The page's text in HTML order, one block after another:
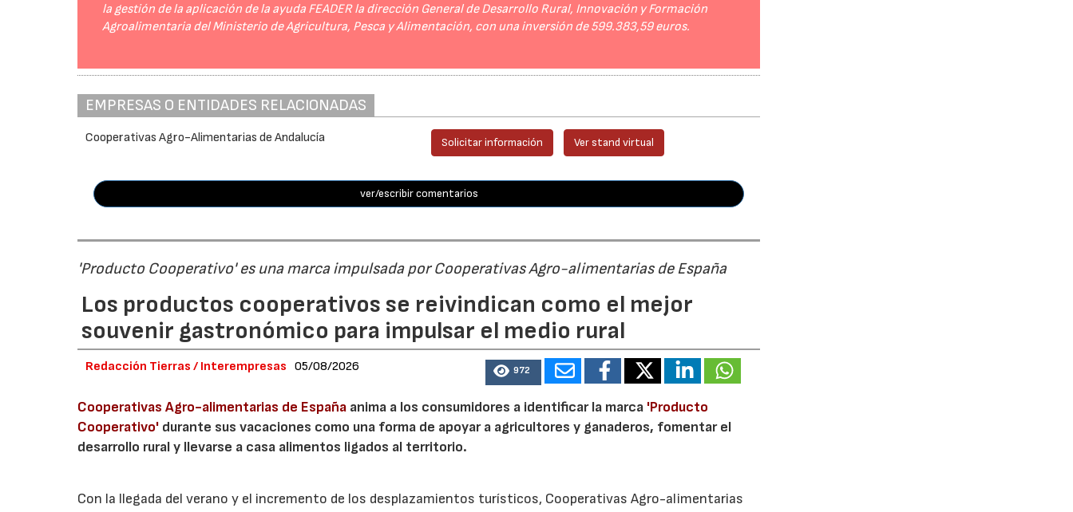
la gestión de la aplicación de la ayuda FEADER la dirección General de Desarrollo Rural, Innovación y Formación
Agroalimentaria del Ministerio de Agricultura, Pesca y Alimentación, con una inversión de 599.383,59 euros.
EMPRESAS O ENTIDADES RELACIONADAS
Cooperativas Agro-Alimentarias de Andalucía Solicitar información Ver stand virtual
ver/escribir comentarios
'Producto Cooperativo' es una marca impulsada por Cooperativas Agro-alimentarias de España
Los productos cooperativos se reivindican como el mejor
souvenir gastronómico para impulsar el medio rural
Redacción Tierras / Interempresas 05/08/2026 972
Cooperativas Agro-alimentarias de España anima a los consumidores a identificar la marca 'Producto
Cooperativo' durante sus vacaciones como una forma de apoyar a agricultores y ganaderos, fomentar el
desarrollo rural y llevarse a casa alimentos ligados al territorio.
Con la llegada del verano y el incremento de los desplazamientos turísticos, Cooperativas Agro-alimentarias